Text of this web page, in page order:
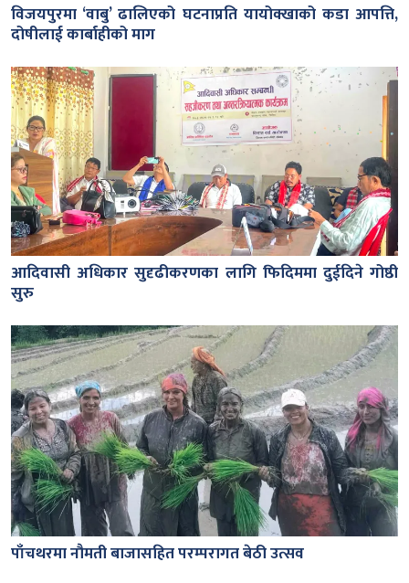
विजयपुरमा ‘वाबु’ ढालिएको घटनाप्रति यायोक्खाको कडा आपत्ति,
दोषीलाई कार्बाहीको माग
आदिवासी अधिकार सुदृढीकरणका लागि फिदिममा दुईदिने गोष्ठी
सुरु
पाँचथरमा नौमती बाजासहित परम्परागत बेठी उत्सव